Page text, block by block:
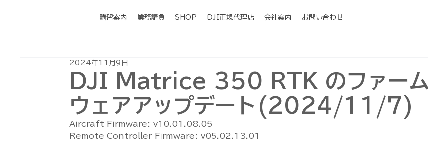
講習案内 業務請負 SHOP DJI正規代理店 会社案内 お問い合わせ
DJI Matrice 350 RTK のファーム
ウェアアップデート(2024/11/7)
2024年11月9日
Aircraft Firmware: v10.01.08.05
Remote Controller Firmware: v05.02.13.01